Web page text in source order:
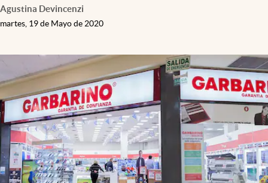
Agustina Devincenzi
martes, 19 de Mayo de 2020